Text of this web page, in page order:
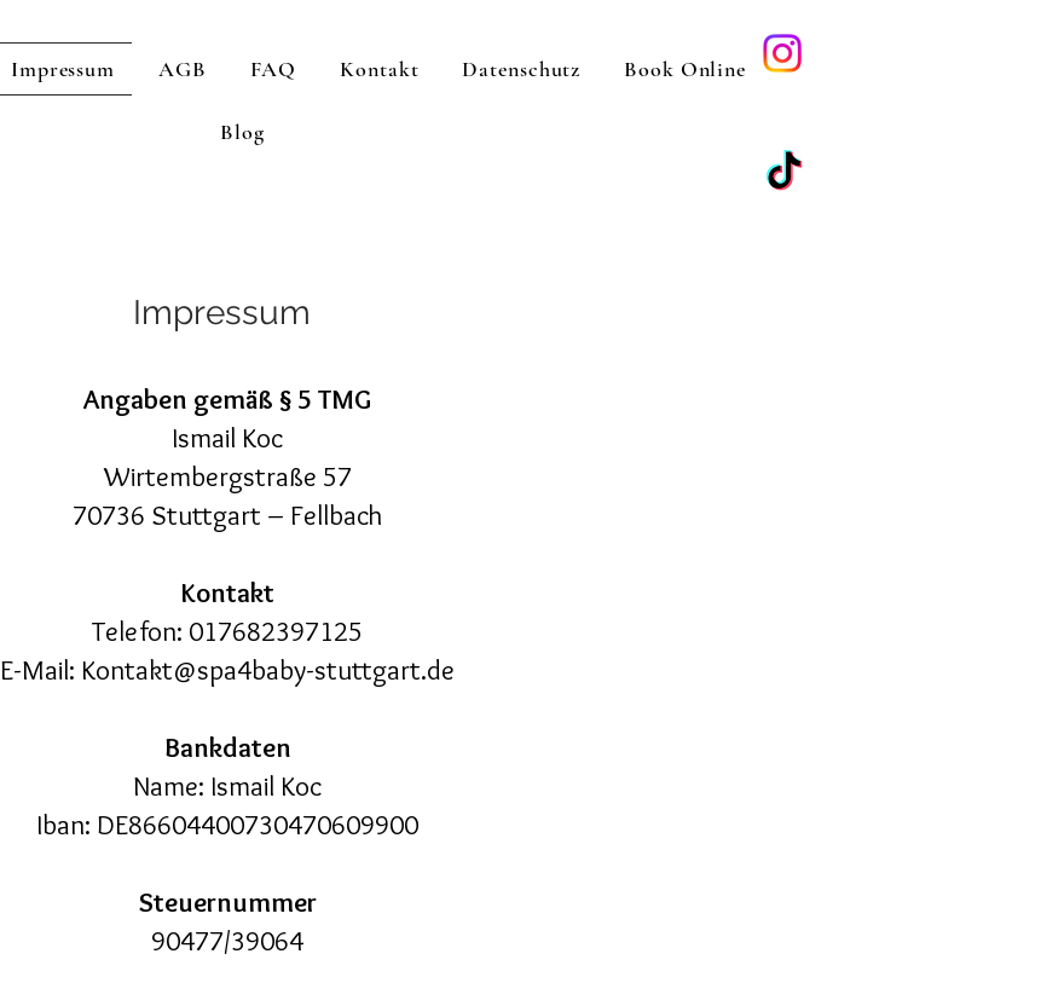
Impressum AGB FAQ Kontakt Datenschutz Book Online
Blog
Impressum
Angaben gemäß § 5 TMG
Ismail Koc
Wirtembergstraße 57
70736 Stuttgart – Fellbach
Kontakt
Telefon: 017682397125
E-Mail: Kontakt@spa4baby-stuttgart.de
Bankdaten
Name: Ismail Koc
Iban: DE86604400730470609900
Steuernummer
90477/39064